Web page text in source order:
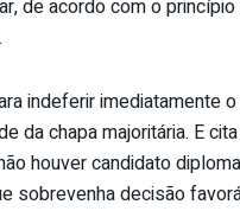
de acordo com o
indeferir imediatamente
da chapa majoritária. E
houver candidato
sobrevenha decisão